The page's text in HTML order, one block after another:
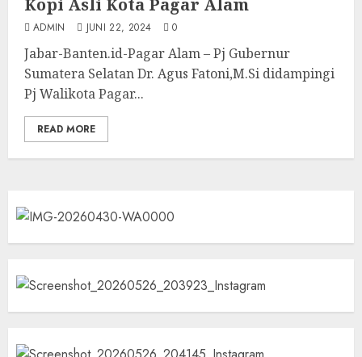
Kopi Asli Kota Pagar Alam
ADMIN JUNI 22, 2024 0
Jabar-Banten.id-Pagar Alam – Pj Gubernur
Sumatera Selatan Dr. Agus Fatoni,M.Si didampingi
Pj Walikota Pagar...
READ MORE